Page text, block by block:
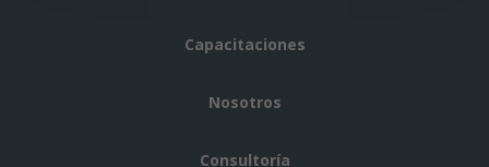
Capacitaciones
Nosotros
Consultoría